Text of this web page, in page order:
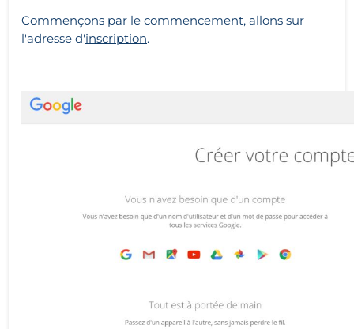
Commençons par le commencement, allons sur
l'adresse d'inscription.